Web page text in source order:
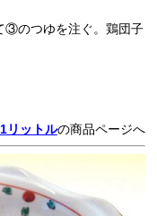
のつゆを注ぐ。鶏団子
リットルの商品ページへ